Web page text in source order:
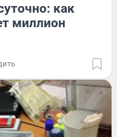
как
миллион